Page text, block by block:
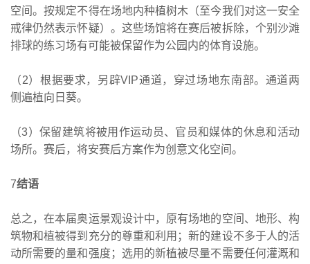
空间。按规定不得在场地内种植树木（至今我们对这一安全
戒律仍然表示怀疑）。这些场馆将在赛后被拆除，个别沙滩
排球的练习场有可能被保留作为公园内的体育设施。
（2）根据要求，另辟VIP通道，穿过场地东南部。通道两
侧遍植向日葵。
（3）保留建筑将被用作运动员、官员和媒体的休息和活动
场所。赛后，将安赛后方案作为创意文化空间。
7结语
总之，在本届奥运景观设计中，原有场地的空间、地形、构
筑物和植被得到充分的尊重和利用；新的建设不多于人的活
动所需要的量和强度；选用的新植被尽量不需要任何灌溉和